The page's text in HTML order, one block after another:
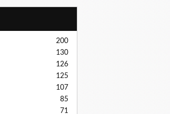
200
130
126
125
107
85
71